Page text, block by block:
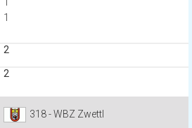
1
2
2
318 - WBZ Zwettl